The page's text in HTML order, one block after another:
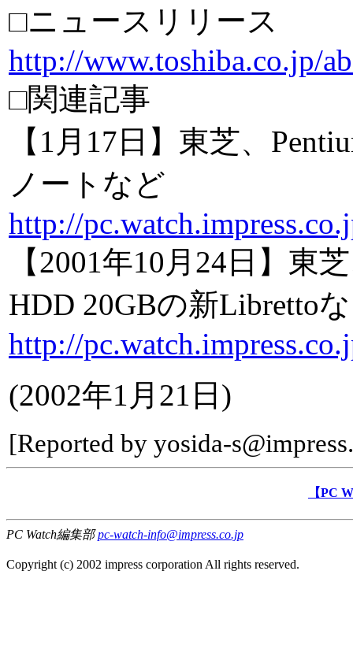
□ニュースリリース
http://www.toshiba.co.jp/
□関連記事
【1月17日】東芝、
ノートなど
http://
【2001年10月24日】東
HDD 20GBの新Libretto
http://
(2002年1月21日)
[Reported by yosida-
【PC
PC Watch編集部pc-watch-info@impress.co.jp
Copyright (c) 2002 impress corporation All rights reserved.